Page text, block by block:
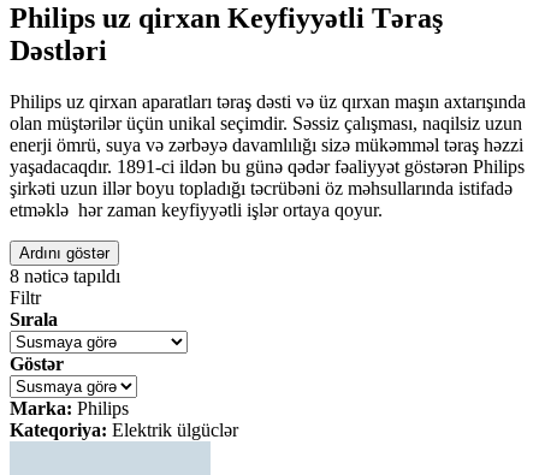
Philips uz qirxan Keyfiyyətli Təraş
Dəstləri
Philips uz qirxan aparatları təraş dəsti və üz qırxan maşın axtarışında
olan müştərilər üçün unikal seçimdir. Səssiz çalışması, naqilsiz uzun
enerji ömrü, suya və zərbəyə davamlılığı sizə mükəmməl təraş həzzi
yaşadacaqdır. 1891-ci ildən bu günə qədər fəaliyyət göstərən Philips
şirkəti uzun illər boyu topladığı təcrübəni öz məhsullarında istifadə
etməklə hər zaman keyfiyyətli işlər ortaya qoyur.
Ardını göstər
8 nəticə tapıldı
Filtr
Sırala
Göstər
Marka: Philips
Kateqoriya: Elektrik ülgüclər